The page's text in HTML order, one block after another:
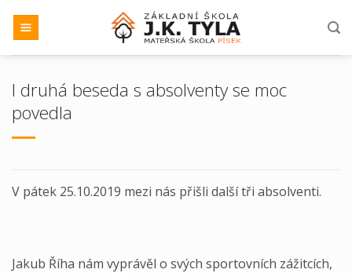
I druhá beseda s absolventy se moc
povedla
V pátek 25.10.2019 mezi nás přišli další tři absolventi.
Jakub Říha nám vyprávěl o svých sportovních zážitcích,